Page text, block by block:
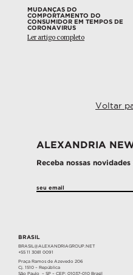
MUDANÇAS DO
COMPORTAMENTO DO
CONSUMIDOR EM TEMPOS DE
CORONAVIRUS
Ler artigo completo
Voltar
ALEXANDRIA
Receba nossas novidades
BRASIL
BRASIL@ALEXANDRIAGROUP.NET
+55 11 3081 0091
Praça Ramos de Azevedo 206
Cj. 1510 – República
São Paulo – SP – CEP: 01037-010 Brasil